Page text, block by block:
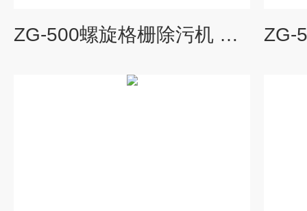
ZG-500螺旋格栅除污机 转鼓格栅